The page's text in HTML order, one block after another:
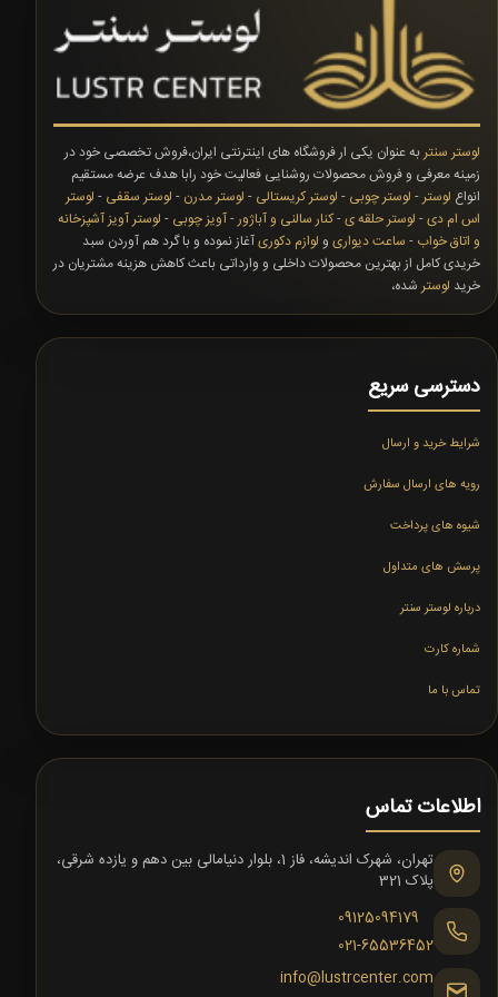
لوستر سنتر به عنوان یکی ار فروشگاه های اینترنتی ایران،فروش تخصصی خود در
زمینه معرفی و فروش محصولات روشنایی فعالیت خود رابا هدف عرضه مستقیم
انواع لوستر - لوستر چوبی - لوستر کریستالی - لوستر مدرن - لوستر سقفی - لوستر
اس ام دی- لوستر حلقه ی-کنار سالنی و آباژور-آویز چوبی - لوستر آویز آشپزخانه
و اتاق خواب - ساعت دیواری و لوازم دکوریآغاز نموده و با گرد هم آوردن سبد
خریدی کامل از بهترین محصولات داخلی و وارداتی باعث کاهش هزینه مشتریان در
خرید لوستر شده،
دسترسی سریع
شرایط خرید و ارسال
رویه های ارسال سفارش
شیوه های پرداخت
پرسش های متداول
درباره لوستر سنتر
شماره کارت
تماس با ما
اطلاعات تماس
تهران، شهرک اندیشه، فاز 1، بلوار دنیامالی بین دهم و یازده شرقی،
پلاک 321
09125094179
021-65536452
info@lustrcenter.com